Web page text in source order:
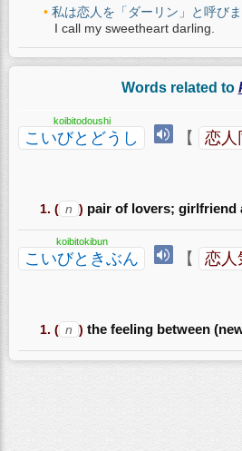
私は恋人を「ダーリン」と呼びま
I call my sweetheart darling.
Words related to
こいびとどうし
koibitodoushi
【 恋人
( n ) pair of lovers; girlfriend
こいびときぶん
koibitokibun
【 恋人
( n ) the feeling between